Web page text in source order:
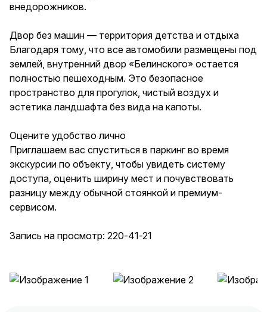
внедорожников.
Двор без машин — территория детства и отдыха
Благодаря тому, что все автомобили размещены под
землей, внутренний двор «Белинского» остается
полностью пешеходным. Это безопасное
пространство для прогулок, чистый воздух и
эстетика ландшафта без вида на капоты.
Оцените удобство лично
Приглашаем вас спуститься в паркинг во время
экскурсии по объекту, чтобы увидеть систему
доступа, оценить ширину мест и почувствовать
разницу между обычной стоянкой и премиум-
сервисом.
Запись на просмотр: 220-41-21